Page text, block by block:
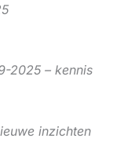
2025 – kennis
inzichten